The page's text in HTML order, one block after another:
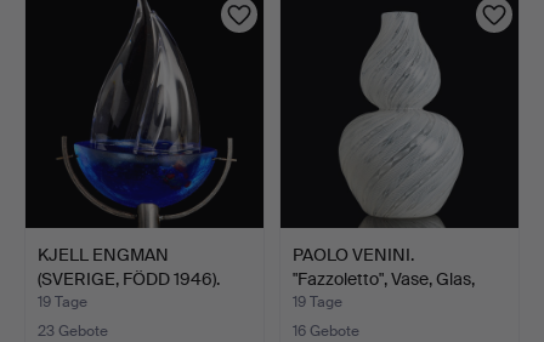
KJELL ENGMAN
(SVERIGE, FÖDD 1946).
Skulptu…
19 Tage
23 Gebote
PAOLO VENINI.
"Fazzoletto", Vase, Glas,
Ve…
19 Tage
16 Gebote